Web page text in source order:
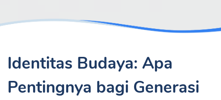
Identitas Budaya: Apa
Pentingnya bagi Generasi